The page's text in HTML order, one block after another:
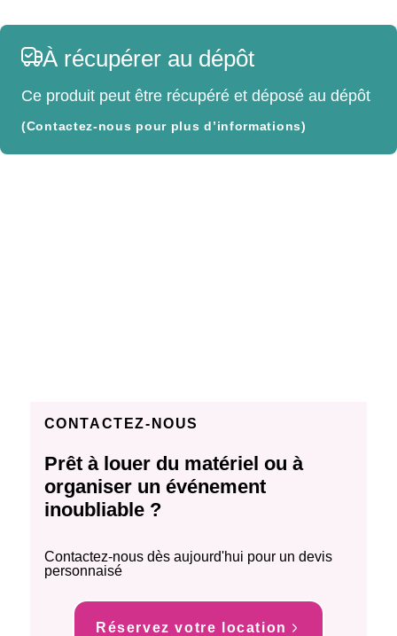
À récupérer au dépôt
Ce produit peut être récupéré et déposé au dépôt
(Contactez-nous pour plus d’informations)
CONTACTEZ-NOUS
Prêt à louer du matériel ou à
organiser un événement
inoubliable ?
Contactez-nous dès aujourd'hui pour un devis
personnaisé
Réservez votre location